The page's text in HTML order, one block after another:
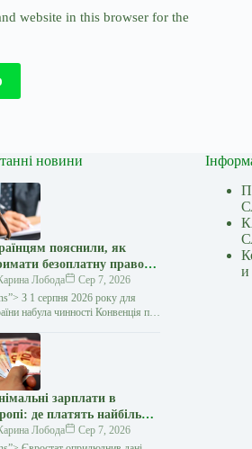
website in this browser for the
новини
пояснили, як
безоплатну правову
за кордоном:
інструкція —
Лобода
Сер 7, 2026
З 1 серпня 2026 року для
набула чинності Конвенція про
в рамках Гаазької
з міжнародного…
зарплати в
де платять найбільше
місце посідає Україна
Лобода
Сер 7, 2026
и